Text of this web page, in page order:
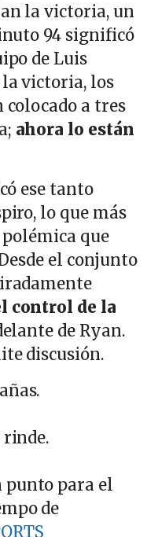
la victoria, un
94 significó
de Luis
la victoria, los
a tres
ahora lo están
ese tanto
lo que más
que
el conjunto
control de la
de Ryan.
discusión.
rinde.
para el
de